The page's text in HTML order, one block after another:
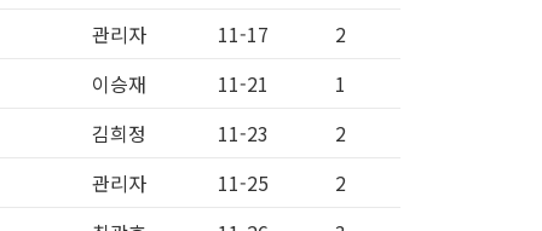
관리자
11-17
2
이승재
11-21
1
김희정
11-23
2
관리자
11-25
2